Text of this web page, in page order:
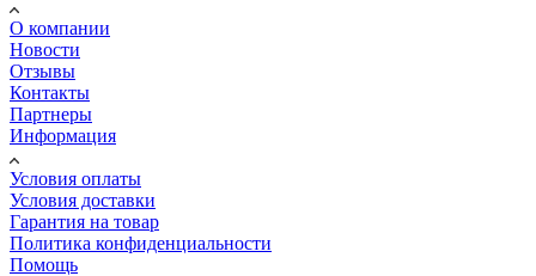
О компании
Новости
Отзывы
Контакты
Партнеры
Информация
Условия оплаты
Условия доставки
Гарантия на товар
Политика конфиденциальности
Помощь